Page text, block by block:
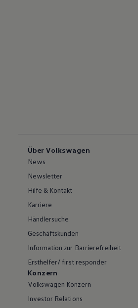
Über Volkswagen
News
Newsletter
Hilfe & Kontakt
Karriere
Händlersuche
Geschäftskunden
Information zur Barrierefreiheit
Ersthelfer/ first responder
Konzern
Volkswagen Konzern
Investor Relations